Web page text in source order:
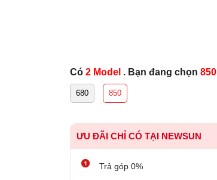
Có 2 Model . Bạn đang chọn 850
680 850
ƯU ĐÃI CHỈ CÓ TẠI NEWSUN
Trả góp 0%